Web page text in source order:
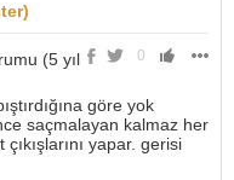
0
(5 yıl
göre yok
saçmalayan kalmaz her
yapar. gerisi